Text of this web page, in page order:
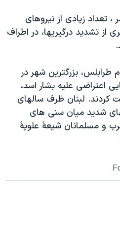
زيادی از نيروهای
از تشديد درگيريها، در اطراف
نفر از مردم طرابلس، بزرگترين شهر در
اعتراضی عليه بشار اسد،
لبنان ظرف سالهای
شديد ميان سنی های
و مسلمانان شيعۀ علويۀ